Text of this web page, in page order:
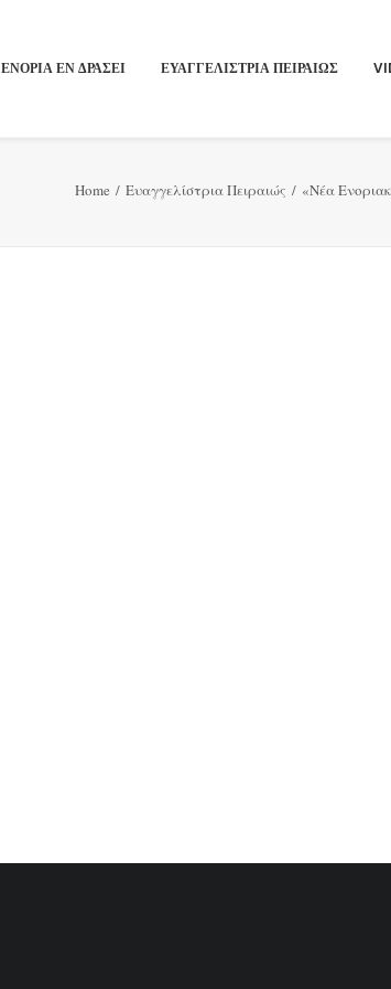
ΕΝΟΡΙΑ ΕΝ ΔΡΑΣΕΙ ΕΥΑΓΓΕΛΙΣΤΡΙΑ ΠΕΙΡΑΙΏΣ
Home Ευαγγελίστρια Πειραιώς «Νέα